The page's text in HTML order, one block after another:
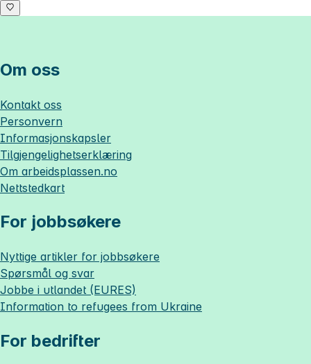
Om oss
Kontakt oss
Personvern
Informasjonskapsler
Tilgjengelighetserklæring
Om arbeidsplassen.no
Nettstedkart
For jobbsøkere
Nyttige artikler for jobbsøkere
Spørsmål og svar
Jobbe i utlandet (EURES)
Information to refugees from Ukraine
For bedrifter